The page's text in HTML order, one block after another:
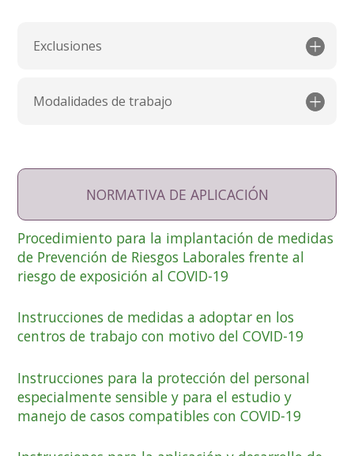
Exclusiones
Modalidades de trabajo
NORMATIVA DE APLICACIÓN
Procedimiento para la implantación de medidas
de Prevención de Riesgos Laborales frente al
riesgo de exposición al COVID-19
Instrucciones de medidas a adoptar en los
centros de trabajo con motivo del COVID-19
Instrucciones para la protección del personal
especialmente sensible y para el estudio y
manejo de casos compatibles con COVID-19